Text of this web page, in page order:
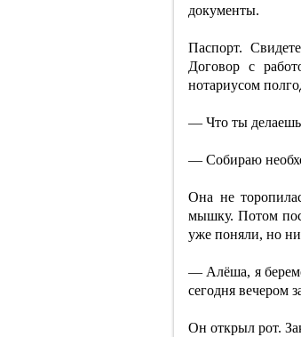
документы.
Паспорт.
Договор с
нотариусом
— Что ты
— Собираю
Она не
мышку. Потом
уже поняли, но
— Алёша, я
сегодня вечером
Он открыл рот.